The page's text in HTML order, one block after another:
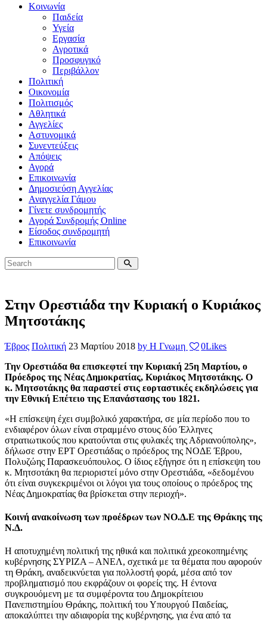
Κοινωνία
Παιδεία
Υγεία
Εργασία
Αγροτικά
Προσφυγικό
Περιβάλλον
Πολιτική
Οικονομία
Πολιτισμός
Αθλητικά
Αγγελίες
Αστυνομικά
Συνεντεύξεις
Απόψεις
Αγορά
Επικοινωνία
Δημοσιεύση Αγγελίας
Αναγγελία Γάμου
Γίνετε συνδρομητής
Αγορά Συνδρομής Online
Είσοδος συνδρομητή
Επικοινωνία
Στην Ορεστιάδα την Κυριακή ο Κυριάκος
Μητσοτάκης
Έβρος Πολιτική 23 Μαρτίου 2018 by Η Γνωμη 0Likes
Την Ορεστιάδα θα επισκεφτεί την Κυριακή 25η Μαρτίου, ο
Πρόεδρος της Νέας Δημοκρατίας, Κυριάκος Μητσοτάκης. Ο
κ. Μητσοτάκης θα παραστεί στις εορταστικές εκδηλώσεις για
την Εθνική Επέτειο της Επανάστασης του 1821.
«Η επίσκεψη έχει συμβολικό χαρακτήρα, σε μία περίοδο που το
ενδιαφέρον όλων είναι στραμμένο στους δύο Έλληνες
στρατιωτικούς που κρατούνται στις φυλακές της Αδριανούπολης»,
δήλωσε στην ΕΡΤ Ορεστιάδας ο πρόεδρος της ΝΟΔΕ Έβρου,
Πολυζώης Παρασκευόπουλος. Ο ίδιος εξήγησε ότι η επίσκεψη του
κ. Μητσοτάκη θα περιοριστεί μόνο στην Ορεστιάδα, «δεδομένου
ότι είναι συγκεκριμένοι οι λόγοι για τους οποίους ο πρόεδρος της
Νέας Δημοκρατίας θα βρίσκεται στην περιοχή».
Κοινή ανακοίνωση των προέδρων των ΝΟ.Δ.Ε της Θράκης της
Ν.Δ.
Η αποτυχημένη πολιτική της ηθικά και πολιτικά χρεοκοπημένης
κυβέρνησης ΣΥΡΙΖΑ – ΑΝΕΛ, σχετικά με τα θέματα που αφορούν
τη Θράκη, αναδεικνύεται για πολλοστή φορά, μέσα από τον
προβληματισμό που εκφράζουν οι φορείς της. Η έντονα
συγκρουόμενη με τα συμφέροντα του Δημοκρίτειου
Πανεπιστημίου Θράκης, πολιτική του Υπουργού Παιδείας,
αποκαλύπτει την αδιαφορία της κυβέρνησης, για ένα από τα